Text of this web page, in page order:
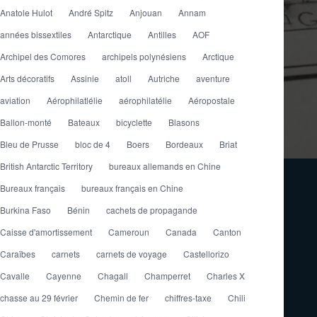
Anatole Hulot
André Spitz Anjouan
Annam
années bissextiles
Antarctique Antilles
AOF
Archipel des Comores
archipels polynésiens
Arctique
Arts décoratifs
Assinie atoll Autriche
aventure
aviation
Aérophilatlélie aérophilatélie
Aéropostale
Ballon-monté
Bateaux bicyclette
Blasons
Bleu de Prusse
bloc de 4 Boers Bordeaux
Briat
British Antarctic Territory
bureaux allemands en Chine
Bureaux français
bureaux français en Chine
Burkina Faso
Bénin
cachets de propagande
Caisse d'amortissement
Cameroun Canada
Canton
Caraïbes
carnets carnets de voyage
Castellorizo
Cavalle
Cayenne Chagall Champerret
Charles X
chasse au 29 février
Chemin de fer chiffres-taxe
Chili